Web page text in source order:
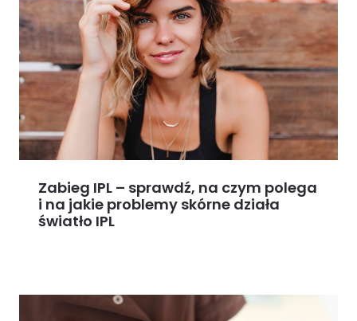
Zabieg IPL – sprawdź, na czym polega
i na jakie problemy skórne działa
światło IPL